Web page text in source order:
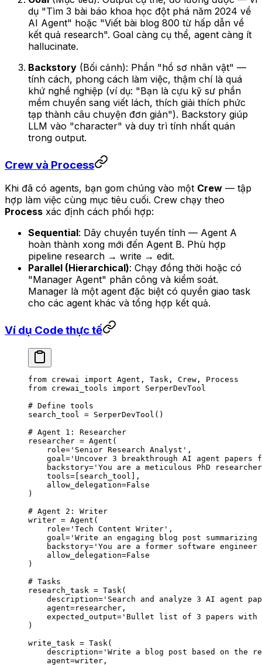
dụ "Tìm 3 bài báo khoa học đột phá năm 2024 về
AI Agent" hoặc "Viết bài blog 800 từ hấp dẫn về
kết quả research". Goal càng cụ thể, agent càng ít
hallucinate.
Backstory (Bối cảnh): Phần "hồ sơ nhân vật" —
tính cách, phong cách làm việc, thậm chí là quá
khứ nghề nghiệp (ví dụ: "Bạn là cựu kỹ sư phần
mềm chuyển sang viết lách, thích giải thích phức
tạp thành câu chuyện đơn giản"). Backstory giúp
LLM vào "character" và duy trì tính nhất quán
trong output.
Crew và Process
Khi đã có agents, bạn gom chúng vào một Crew — tập
hợp làm việc cùng mục tiêu cuối. Crew chạy theo
Process xác định cách phối hợp:
Sequential: Dây chuyền tuyến tính — Agent A
hoàn thành xong mới đến Agent B. Phù hợp
pipeline research → write → edit.
Parallel (Hierarchical): Chạy đồng thời hoặc có
"Manager Agent" phân công và kiểm soát.
Manager là một agent đặc biệt có quyền giao task
cho các agent khác và tổng hợp kết quả.
Ví dụ Code thực tế
from crewai import Agent, Task, Crew, Process
from crewai_tools import SerperDevTool
# Define tools
search_tool = SerperDevTool()
# Agent 1: Researcher
researcher = Agent(
    role
= 'Senior Research Analyst' ,
    goal
= 'Uncover 3 breakthrough AI agent
    backstory
= 'You are a meticulous PhD
    tools
= [search_tool],
    allow_delegation
=False
)
# Agent 2: Writer
writer = Agent(
    role
= 'Tech Content Writer' ,
    goal
= 'Write an engaging blog post
    backstory
= 'You are a former software
    allow_delegation
=False
)
# Tasks
research_task = Task(
    description
= 'Search and analyze 3 AI agent
    agent
=researcher,
    expected_output
= 'Bullet list of 3 papers with 2-
)
write_task = Task(
    description
= 'Write a blog post based on the
    agent
=writer,